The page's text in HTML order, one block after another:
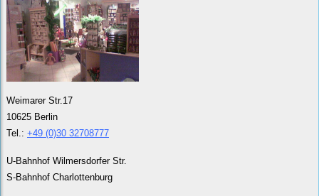
Weimarer Str.17
10625 Berlin
Tel.: +49 (0)30 32708777
U-Bahnhof Wilmersdorfer Str.
S-Bahnhof Charlottenburg